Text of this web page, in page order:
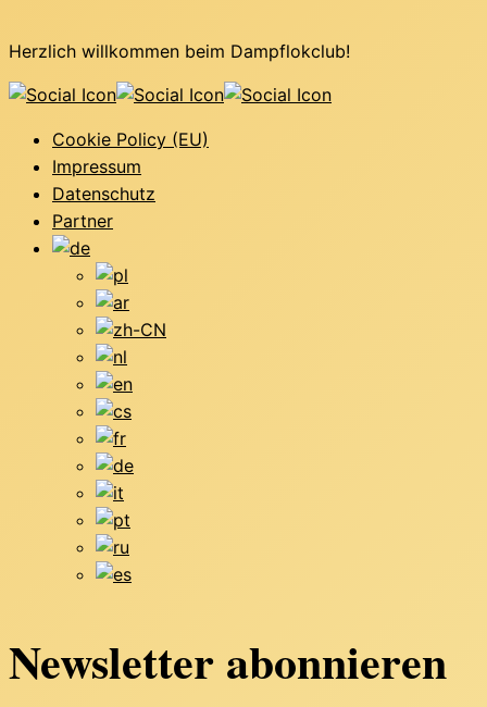
Herzlich willkommen beim Dampflokclub!
Cookie Policy (EU)
Impressum
Datenschutz
Partner
Newsletter abonnieren